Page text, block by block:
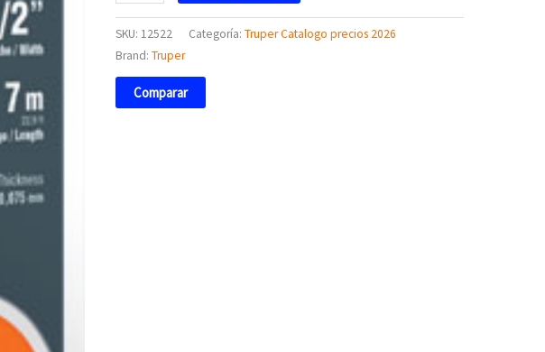
SKU: 12522 Categoría: Truper Catalogo precios 2026
Brand: Truper
Comparar